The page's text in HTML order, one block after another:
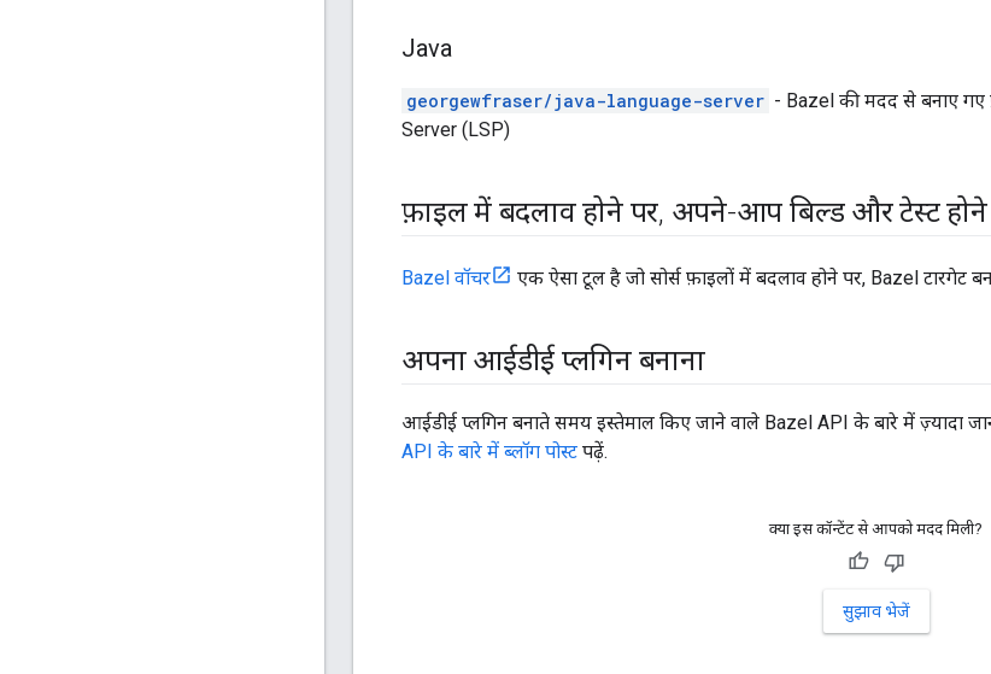
Java
georgewfraser/java-language-server - Bazel की मदद से बनाए गए
Server (LSP)
फ़ाइल में बदलाव होने पर, अपने-आप बिल्ड और टेस्ट होने
Bazel वॉचर एक ऐसा टूल है जो सोर्स फ़ाइलों में बदलाव होने पर, Bazel टारगेट
अपना आईडीई प्लगिन बनाना
आईडीई प्लगिन बनाते समय इस्तेमाल किए जाने वाले Bazel API के बारे में ज़्यादा
API के बारे में ब्लॉग पोस्ट पढ़ें.
क्या इस कॉन्टेंट से आपको मदद मिली?
सुझाव भेजें